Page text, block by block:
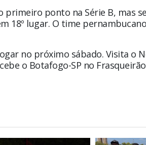
primeiro ponto na Série B, mas
18º lugar. O time
no próximo sábado. Visita o
o Botafogo-SP no